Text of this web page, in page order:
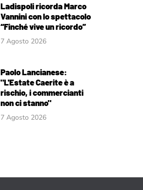
Ladispoli ricorda Marco
Vannini con lo spettacolo
“Finché vive un ricordo”
7 Agosto 2026
Paolo Lancianese:
"L'Estate Caerite è a
rischio, i commercianti
non ci stanno"
7 Agosto 2026